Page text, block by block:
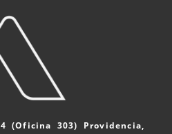
(Oficina 303) Providencia,